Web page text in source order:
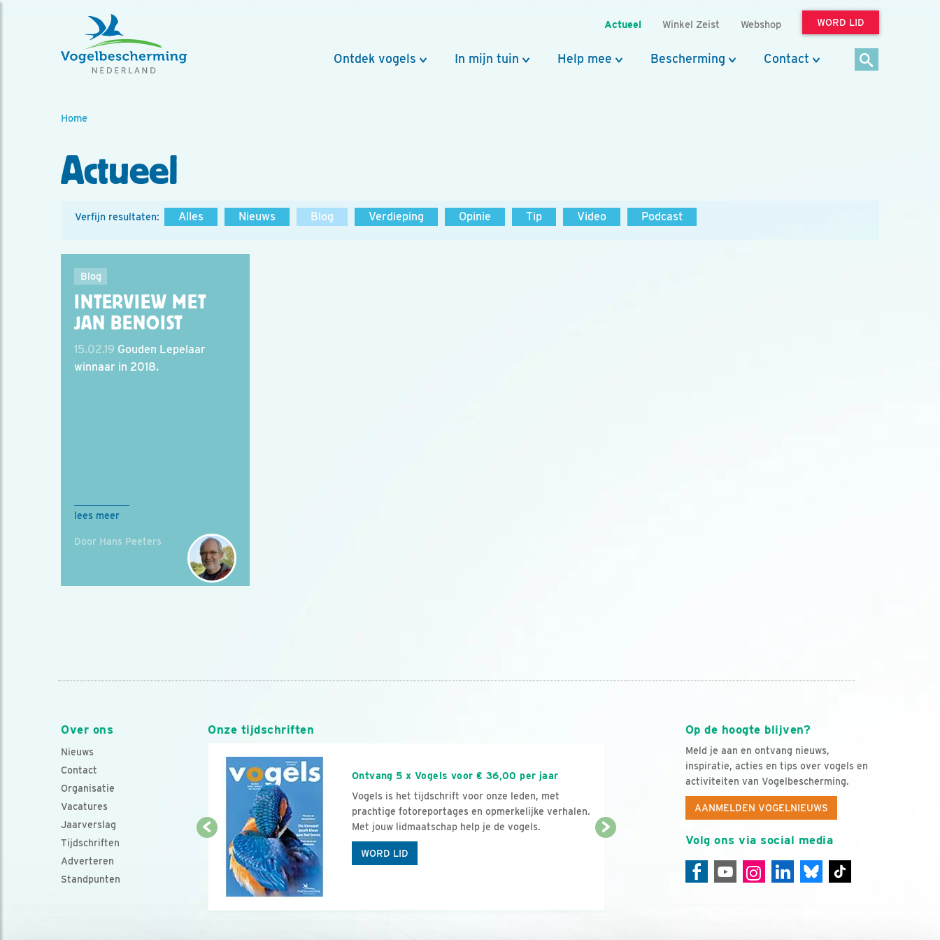
Actueel Winkel Zeist Webshop WORD LID
Ontdek vogels In mijn tuin Help mee Bescherming Contact
Home
Actueel
Verfijn resultaten: Alles Nieuws Blog Verdieping Opinie Tip Video Podcast
Blog
INTERVIEW MET
JAN BENOIST
15.02.19 Gouden Lepelaar
winnaar in 2018.
lees meer
Door Hans Peeters
Over ons
Nieuws
Contact
Organisatie
Vacatures
Jaarverslag
Tijdschriften
Adverteren
Standpunten
Op de hoogte blijven?
Meld je aan en ontvang nieuws,
inspiratie, acties en tips over vogels en
activiteiten van Vogelbescherming.
AANMELDEN VOGELNIEUWS
Volg ons via social media
Onze tijdschriften
Ontvang 5 x Vogels voor € 36,00 per jaar
Vogels is het tijdschrift voor onze leden, met
prachtige fotoreportages en opmerkelijke verhalen.
Met jouw lidmaatschap help je de vogels.
WORD LID